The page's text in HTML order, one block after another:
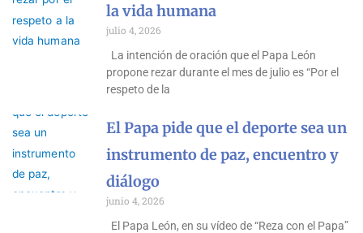
la vida humana
julio 4, 2026
La intención de oración que el Papa León
propone rezar durante el mes de julio es “Por el
respeto de la
El Papa pide que el deporte sea un
instrumento de paz, encuentro y
diálogo
junio 4, 2026
El Papa León, en su vídeo de “Reza con el Papa”